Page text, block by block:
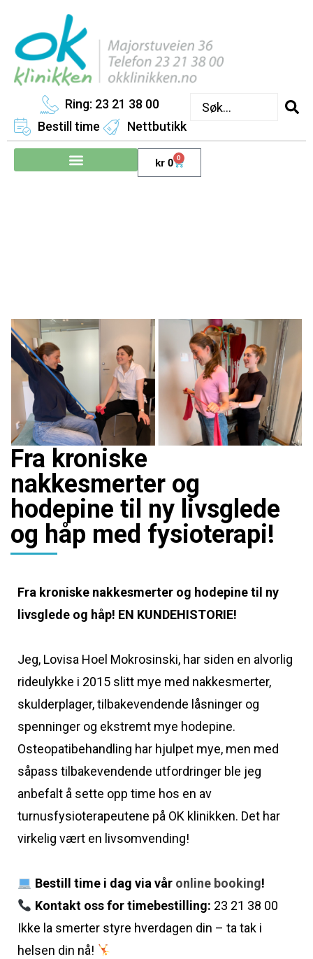
Ring: 23 21 38 00
Bestill time
Nettbutikk
kr 0 0
Fra kroniske
nakkesmerter og
hodepine til ny livsglede
og håp med fysioterapi!
Fra kroniske nakkesmerter og hodepine til ny
livsglede og håp! EN KUNDEHISTORIE!
Jeg, Lovisa Hoel Mokrosinski, har siden en alvorlig
rideulykke i 2015 slitt mye med nakkesmerter,
skulderplager, tilbakevendende låsninger og
spenninger og ekstremt mye hodepine.
Osteopatibehandling har hjulpet mye, men med
såpass tilbakevendende utfordringer ble jeg
anbefalt å sette opp time hos en av
turnusfysioterapeutene på OK klinikken. Det har
virkelig vært en livsomvending!
Bestill time i dag via vår online booking!
Kontakt oss for timebestilling: 23 21 38 00
Ikke la smerter styre hverdagen din – ta tak i
helsen din nå!